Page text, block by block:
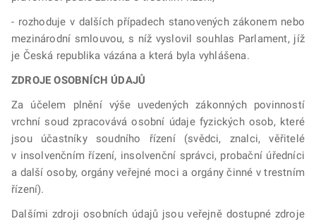
- rozhoduje v dalších případech stanovených zákonem nebo
mezinárodní smlouvou, s níž vyslovil souhlas Parlament, jíž
je Česká republika vázána a která byla vyhlášena.
ZDROJE OSOBNÍCH ÚDAJŮ
Za účelem plnění výše uvedených zákonných povinností
vrchní soud zpracovává osobní údaje fyzických osob, které
jsou účastníky soudního řízení (svědci, znalci, věřitelé
v insolvenčním řízení, insolvenční správci, probační úředníci
a další osoby, orgány veřejné moci a orgány činné v trestním
řízení).
Dalšími zdroji osobních údajů jsou veřejně dostupné zdroje